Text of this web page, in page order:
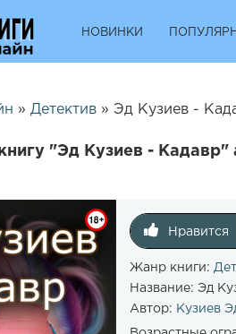
НОВИНКИ
» Детектив » Эд Кузиев -
"Эд Кузиев - Кадавр"
Нравится
Жанр книги:
Название: Эд
Автор: Кузиев